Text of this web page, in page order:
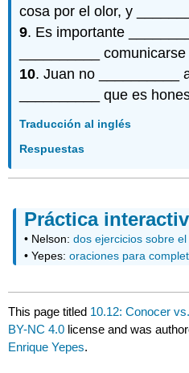
cosa por el olor, y
9. Es importante
__________
10. Juan no __________
__________ que es
Traducción al inglés
Respuestas
Práctica
• Nelson:dos ejercicios sobre
• Yepes:oraciones para
This page titled 10.12: Conocer
BY-NC 4.0 license and was
Enrique Yepes.